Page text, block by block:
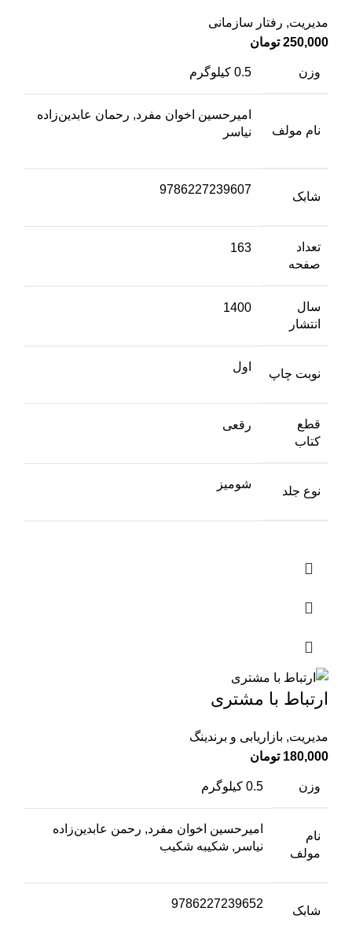
مدیریت, رفتار سازمانی
250,000 تومان
وزن 0.5 کیلوگرم
نام مولف
امیرحسین اخوان مفرد, رحمان عابدین‌زاده
نیاسر
شابک
9786227239607
تعداد
صفحه
163
سال
انتشار
1400
نوبت چاپ
اول
قطع
کتاب
رقعی
نوع جلد
شومیز
ارتباط با مشتری
مدیریت, بازاریابی و برندینگ
180,000 تومان
وزن 0.5 کیلوگرم
نام
مولف
امیرحسین اخوان مفرد, رحمن عابدین‌زاده
نیاسر, شکیبه شکیب
شابک
9786227239652